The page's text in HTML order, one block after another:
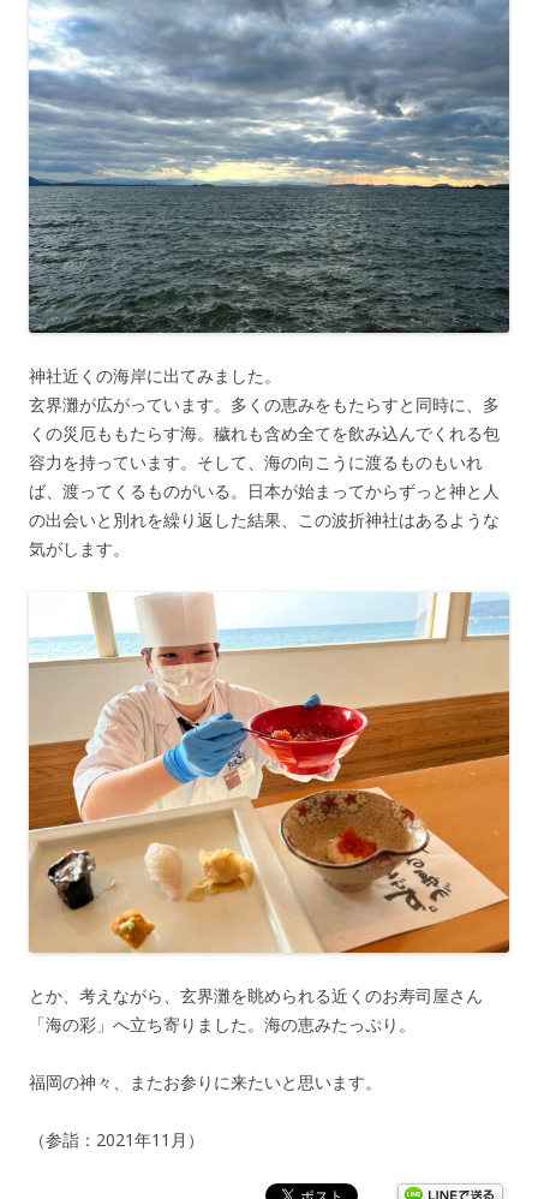
神社近くの海岸に出てみました。
玄界灘が広がっています。多くの恵みをもたらすと同時に、多
くの災厄ももたらす海。穢れも含め全てを飲み込んでくれる包
容力を持っています。そして、海の向こうに渡るものもいれ
ば、渡ってくるものがいる。日本が始まってからずっと神と人
の出会いと別れを繰り返した結果、この波折神社はあるような
気がします。
とか、考えながら、玄界灘を眺められる近くのお寿司屋さん
「海の彩」へ立ち寄りました。海の恵みたっぷり。
福岡の神々、またお参りに来たいと思います。
（参詣：2021年11月）